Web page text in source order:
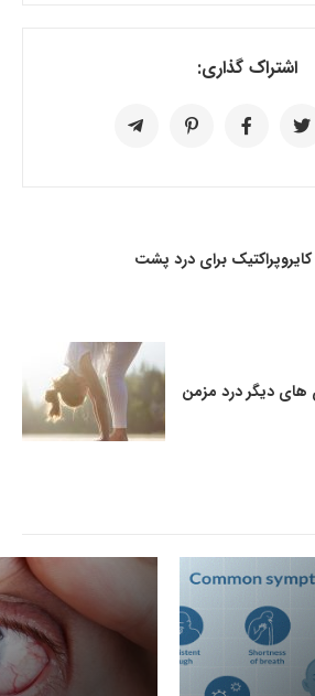
اشتراک گذاری:
کایروپراکتیک برای درد پشت
های دیگر درد مزمن